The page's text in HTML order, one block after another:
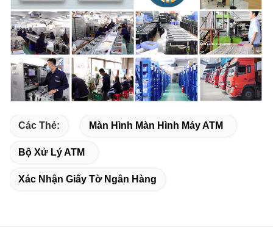
Các Thẻ: Màn Hình Màn Hình Máy ATM
Bộ Xử Lý ATM
Xác Nhận Giấy Tờ Ngân Hàng